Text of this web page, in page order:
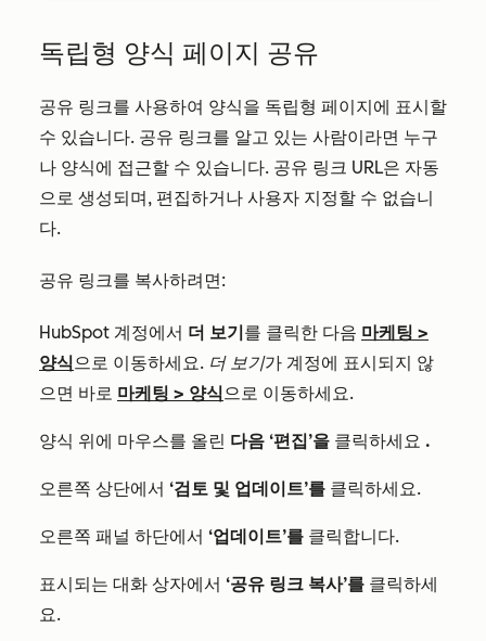
독립형 양식 페이지 공유
공유 링크를 사용하여 양식을 독립형 페이지에 표시할
수 있습니다. 공유 링크를 알고 있는 사람이라면 누구
나 양식에 접근할 수 있습니다. 공유 링크 URL은 자동
으로 생성되며, 편집하거나 사용자 지정할 수 없습니
다.
공유 링크를 복사하려면:
HubSpot 계정에서 더 보기를 클릭한 다음 마케팅 >
양식으로 이동하세요. 더 보기가 계정에 표시되지 않
으면 바로 마케팅 > 양식으로 이동하세요.
양식 위에 마우스를 올린 다음 ‘편집’을 클릭하세요 .
오른쪽 상단에서 ‘검토 및 업데이트’를 클릭하세요.
오른쪽 패널 하단에서 ‘업데이트’를 클릭합니다.
표시되는 대화 상자에서 ‘공유 링크 복사’를 클릭하세
요.